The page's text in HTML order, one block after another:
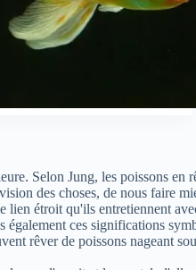
Selon Jung, les poissons en
des choses, de nous faire
étroit qu'ils entretiennent
ces significations
rêver de poissons nageant